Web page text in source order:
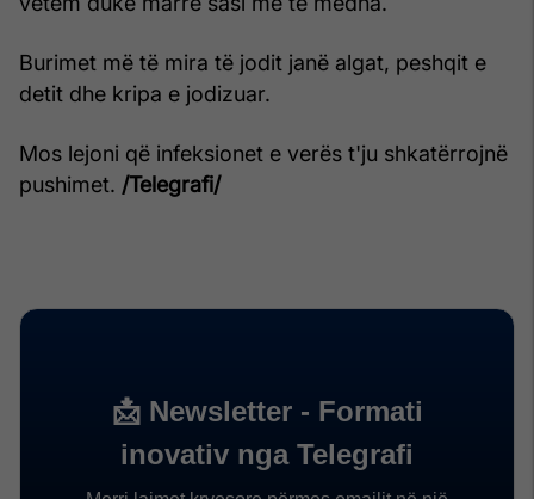
Burimet më të mira të jodit janë algat, peshqit e
detit dhe kripa e jodizuar.
Mos lejoni që infeksionet e verës t'ju shkatërrojnë
pushimet. /Telegrafi/